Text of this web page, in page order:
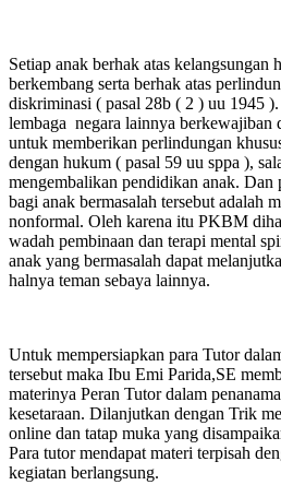
Setiap anak berhak atas kelangsungan
berkembang serta berhak atas
diskriminasi ( pasal 28b ( 2 ) uu 1945
lembaga negara lainnya berkewajiban
untuk memberikan perlindungan
dengan hukum ( pasal 59 uu sppa ),
mengembalikan pendidikan anak.
bagi anak bermasalah tersebut adalah
nonformal. Oleh karena itu PKBM
wadah pembinaan dan terapi mental
anak yang bermasalah dapat
halnya teman sebaya lainnya.
Untuk mempersiapkan para Tutor
tersebut maka Ibu Emi Parida,SE
materinya Peran Tutor dalam
kesetaraan. Dilanjutkan dengan Trik
online dan tatap muka yang
Para tutor mendapat materi terpisah
kegiatan berlangsung.